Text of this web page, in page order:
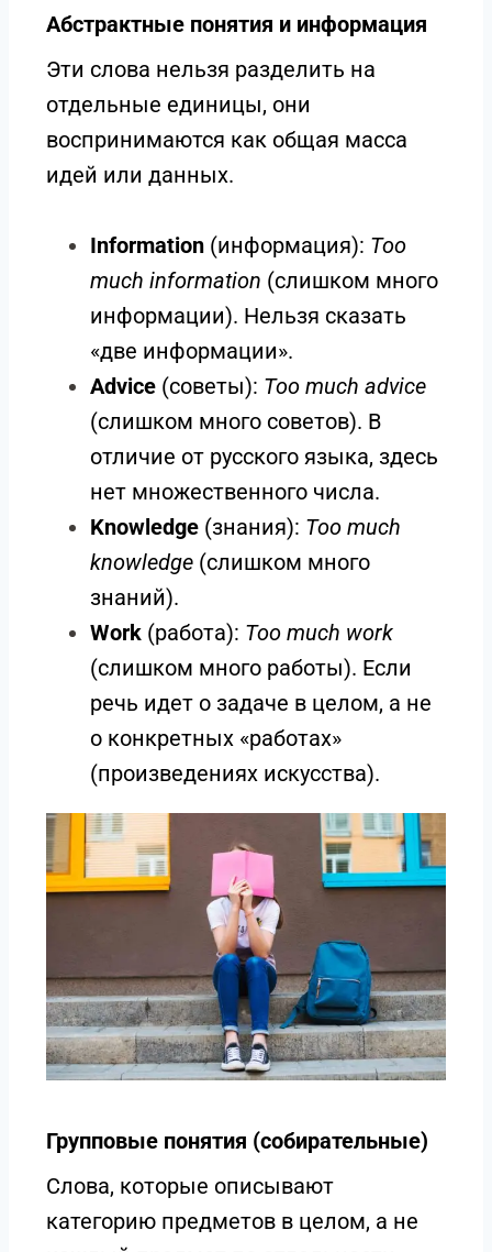
Абстрактные понятия и информация
Эти слова нельзя разделить на
отдельные единицы, они
воспринимаются как общая масса
идей или данных.
Information (информация): Too
much information (слишком много
информации). Нельзя сказать
«две информации».
Advice (советы): Too much advice
(слишком много советов). В
отличие от русского языка, здесь
нет множественного числа.
Knowledge (знания): Too much
knowledge (слишком много
знаний).
Work (работа): Too much work
(слишком много работы). Если
речь идет о задаче в целом, а не
о конкретных «работах»
(произведениях искусства).
Групповые понятия (собирательные)
Слова, которые описывают
категорию предметов в целом, а не